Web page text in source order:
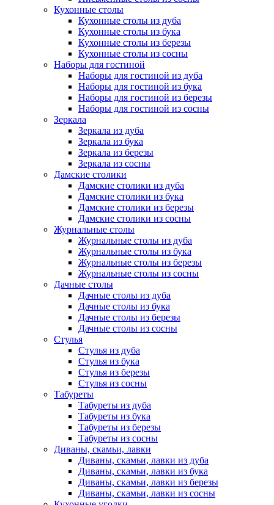
Кухонные столы
Кухонные столы из дуба
Кухонные столы из бука
Кухонные столы из березы
Кухонные столы из сосны
Наборы для гостиной
Наборы для гостиной из дуба
Наборы для гостиной из бука
Наборы для гостиной из березы
Наборы для гостиной из сосны
Зеркала
Зеркала из дуба
Зеркала из бука
Зеркала из березы
Зеркала из сосны
Дамские столики
Дамские столики из дуба
Дамские столики из бука
Дамские столики из березы
Дамские столики из сосны
Журнальные столы
Журнальные столы из дуба
Журнальные столы из бука
Журнальные столы из березы
Журнальные столы из сосны
Дачные столы
Дачные столы из дуба
Дачные столы из бука
Дачные столы из березы
Дачные столы из сосны
Стулья
Стулья из дуба
Стулья из бука
Стулья из березы
Стулья из сосны
Табуреты
Табуреты из дуба
Табуреты из бука
Табуреты из березы
Табуреты из сосны
Диваны, скамьи, лавки
Диваны, скамьи, лавки из дуба
Диваны, скамьи, лавки из бука
Диваны, скамьи, лавки из березы
Диваны, скамьи, лавки из сосны